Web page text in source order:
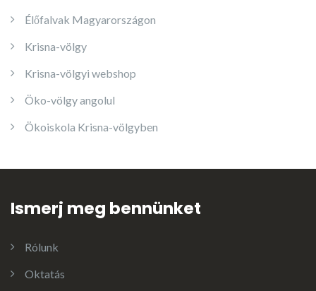
Élőfalvak Magyarországon
Krisna-völgy
Krisna-völgyi webshop
Öko-völgy angolul
Ökoiskola Krisna-völgyben
Ismerj meg bennünket
Rólunk
Oktatás